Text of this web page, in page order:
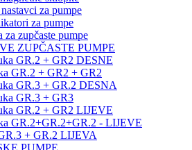
za pumpe
za pumpe
za zupčaste pumpe
ZUPČASTE PUMPE
GR.2 + GR2 DESNE
GR.2 + GR2 + GR2
GR.3 + GR.2 DESNA
GR.3 + GR3
GR.2 + GR2 LIJEVE
GR.2+GR.2+GR.2 - LIJEVE
+ GR.2 LIJEVA
PUMPE